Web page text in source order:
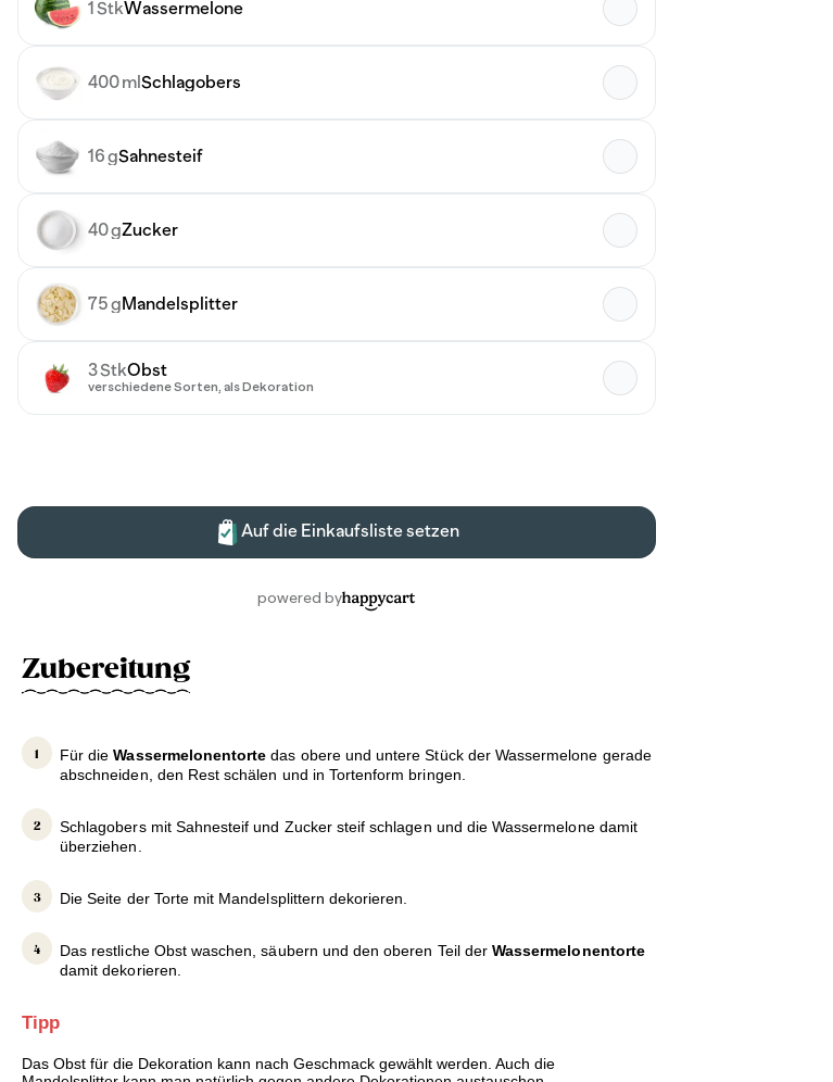
Zubereitung
Für dieWassermelonentorte das obere und untere Stück der Wassermelone gerade
abschneiden, den Rest schälen und in Tortenform bringen.
Schlagobers mit Sahnesteif und Zucker steif schlagen und die Wassermelone damit
überziehen.
Die Seite der Torte mit Mandelsplittern dekorieren.
Das restliche Obst waschen, säubern und den oberen Teil der Wassermelonentorte
damit dekorieren.
Tipp
Das Obst für die Dekoration kann nach Geschmack gewählt werden. Auch die